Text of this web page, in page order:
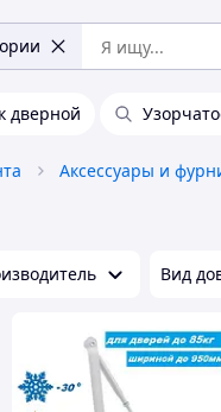
дверной
Вид